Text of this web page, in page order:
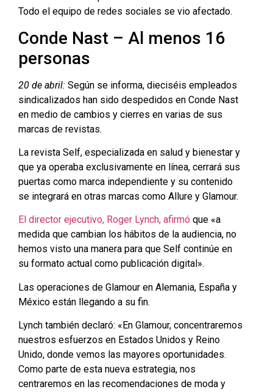
Todo el equipo de redes sociales se vio afectado.
Conde Nast – Al menos 16
personas
20 de abril: Según se informa, dieciséis empleados
sindicalizados han sido despedidos en Conde Nast
en medio de cambios y cierres en varias de sus
marcas de revistas.
La revista Self, especializada en salud y bienestar y
que ya operaba exclusivamente en línea, cerrará sus
puertas como marca independiente y su contenido
se integrará en otras marcas como Allure y Glamour.
El director ejecutivo, Roger Lynch, afirmó que «a
medida que cambian los hábitos de la audiencia, no
hemos visto una manera para que Self continúe en
su formato actual como publicación digital».
Las operaciones de Glamour en Alemania, España y
México están llegando a su fin.
Lynch también declaró: «En Glamour, concentraremos
nuestros esfuerzos en Estados Unidos y Reino
Unido, donde vemos las mayores oportunidades.
Como parte de esta nueva estrategia, nos
centraremos en las recomendaciones de moda y